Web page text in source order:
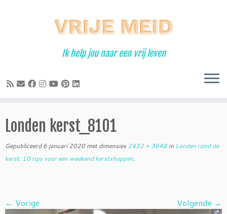
Ik help jou naar een vrij leven
Londen kerst_8101
Gepubliceerd 6 januari 2020met dimensies 2432 × 3648 in Londen rond de
kerst: 10 tips voor een weekend kerstshoppen.
← Vorige Volgende →